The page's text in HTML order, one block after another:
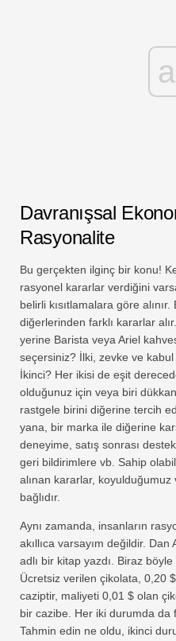
Davranışsal
Rasyonalite
Bu gerçekten ilginç bir konu!
rasyonel kararlar verdiğini
belirli kısıtlamalara göre alınır.
diğerlerinden farklı kararlar
yerine Barista veya Ariel
seçersiniz? İlki, zevke ve
İkinci? Her ikisi de eşit
olduğunuz için veya biri
rastgele birini diğerine tercih
yana, bir marka ile diğerine
deneyime, satış sonrası
geri bildirimlere vb. Sahip
alınan kararlar,
bağlıdır.
Aynı zamanda, insanların
akıllıca varsayım değildir.
adlı bir kitap yazdı. Biraz
Ücretsiz verilen çikolata, 0,20
caziptir, maliyeti 0,01 $ olan
bir cazibe. Her iki durumda da
Tahmin edin ne oldu, ikinci